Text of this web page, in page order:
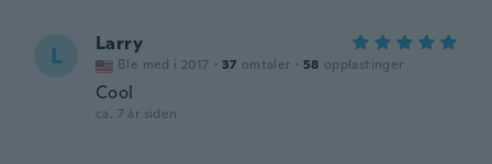
L Larry
Ble med i 2017 · 37 omtaler · 58 opplastinger
Cool
ca. 7 år siden